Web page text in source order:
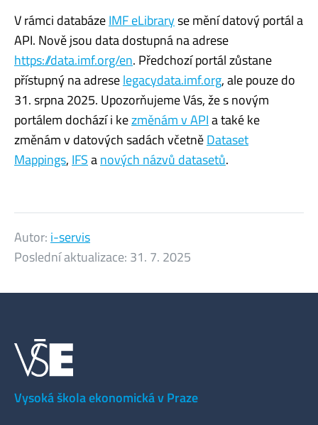
V rámci databázeIMF eLibraryse mění datový portál a
API. Nově jsou data dostupná na adrese
https://data.imf.org/en. Předchozí portál zůstane
přístupný na adreselegacydata.imf.org, ale pouze do
31. srpna 2025. Upozorňujeme Vás, že s novým
portálem dochází i kezměnám v APIa také ke
změnám v datových sadách včetněDataset
Mappings, IFSanových názvů datasetů.
Autor: i-servis
Poslední aktualizace: 31. 7. 2025
Vysoká škola ekonomická v Praze